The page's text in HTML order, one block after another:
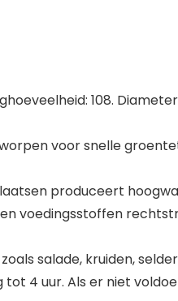
108.
voor snelle
produceert
voedingsstoffen
salade, kruiden,
4 uur. Als er niet